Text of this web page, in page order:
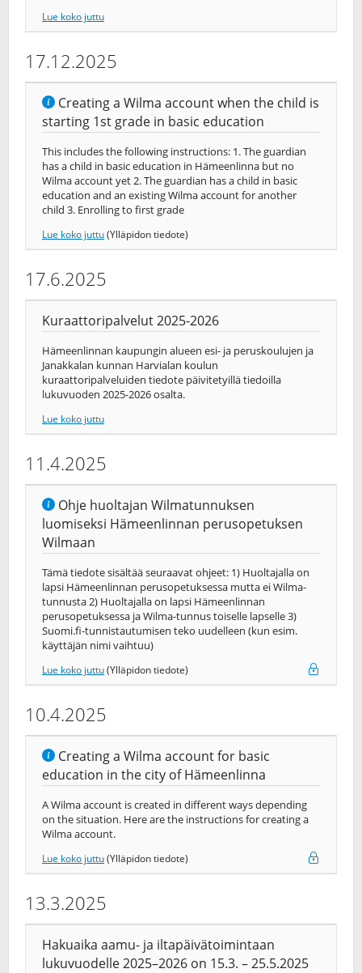
Lue koko juttu
17.12.2025
Creating a Wilma account when the child is
starting 1st grade in basic education
This includes the following instructions: 1. The guardian
has a child in basic education in Hämeenlinna but no
Wilma account yet 2. The guardian has a child in basic
education and an existing Wilma account for another
child 3. Enrolling to first grade
Lue koko juttu(Ylläpidon tiedote)
17.6.2025
Kuraattoripalvelut 2025-2026
Hämeenlinnan kaupungin alueen esi- ja peruskoulujen ja
Janakkalan kunnan Harvialan koulun
kuraattoripalveluiden tiedote päivitetyillä tiedoilla
lukuvuoden 2025-2026 osalta.
Lue koko juttu
11.4.2025
Ohje huoltajan Wilmatunnuksen
luomiseksi Hämeenlinnan perusopetuksen
Wilmaan
Tämä tiedote sisältää seuraavat ohjeet: 1) Huoltajalla on
lapsi Hämeenlinnan perusopetuksessa mutta ei Wilma-
tunnusta 2) Huoltajalla on lapsi Hämeenlinnan
perusopetuksessa ja Wilma-tunnus toiselle lapselle 3)
Suomi.fi-tunnistautumisen teko uudelleen (kun esim.
käyttäjän nimi vaihtuu)
Lue koko juttu(Ylläpidon tiedote)
10.4.2025
Creating a Wilma account for basic
education in the city of Hämeenlinna
A Wilma account is created in different ways depending
on the situation. Here are the instructions for creating a
Wilma account.
Lue koko juttu(Ylläpidon tiedote)
13.3.2025
Hakuaika aamu- ja iltapäivätoimintaan
lukuvuodelle 2025–2026 on 15.3. – 25.5.2025